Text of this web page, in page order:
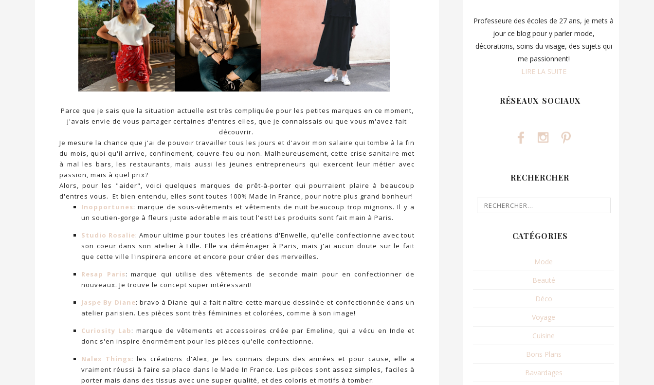
Parce que je sais que la situation actuelle est très compliquée pour les petites marques en ce moment,
j'avais envie de vous partager certaines d'entres elles, que je connaissais ou que vous m'avez fait
découvrir.
Je mesure la chance que j'ai de pouvoir travailler tous les jours et d'avoir mon salaire qui tombe à la fin
du mois, quoi qu'il arrive, confinement, couvre-feu ou non. Malheureusement, cette crise sanitaire met
à mal les bars, les restaurants, mais aussi les jeunes entrepreneurs qui exercent leur métier avec
passion, mais à quel prix?
Alors, pour les "aider", voici quelques marques de prêt-à-porter qui pourraient plaire à beaucoup
d'entres vous. Et bien entendu, elles sont toutes 100% Made In France, pour notre plus grand bonheur!
Inopportunes: marque de sous-vêtements et vêtements de nuit beaucoup trop mignons. Il y a
un soutien-gorge à fleurs juste adorable mais tout l'est! Les produits sont fait main à Paris.
Studio Rosalie: Amour ultime pour toutes les créations d'Enwelle, qu'elle confectionne avec tout
son coeur dans son atelier à Lille. Elle va déménager à Paris, mais j'ai aucun doute sur le fait
que cette ville l'inspirera encore et encore pour créer des merveilles.
Resap Paris: marque qui utilise des vêtements de seconde main pour en confectionner de
nouveaux. Je trouve le concept super intéressant!
Jaspe By Diane: bravo à Diane qui a fait naître cette marque dessinée et confectionnée dans un
atelier parisien. Les pièces sont très féminines et colorées, comme à son image!
Curiosity Lab: marque de vêtements et accessoires créée par Emeline, qui a vécu en Inde et
donc s'en inspire énormément pour les pièces qu'elle confectionne.
Nalex Things: les créations d'Alex, je les connais depuis des années et pour cause, elle a
vraiment réussi à faire sa place dans le Made In France. Les pièces sont assez simples, faciles à
porter mais dans des tissus avec une super qualité, et des coloris et motifs à tomber.
Professeure des écoles de 27 ans, je mets à
jour ce blog pour y parler mode,
décorations, soins du visage, des sujets qui
me passionnent!
LIRE LA SUITE
RÉSEAUX SOCIAUX
RECHERCHER
CATÉGORIES
Mode
Beauté
Déco
Voyage
Cuisine
Bons Plans
Bavardages